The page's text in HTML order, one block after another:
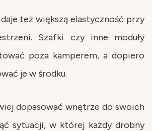
też większą elastyczność przy
Szafki czy inne moduły
poza kamperem, a dopiero
je w środku.
dopasować wnętrze do swoich
sytuacji, w której każdy drobny